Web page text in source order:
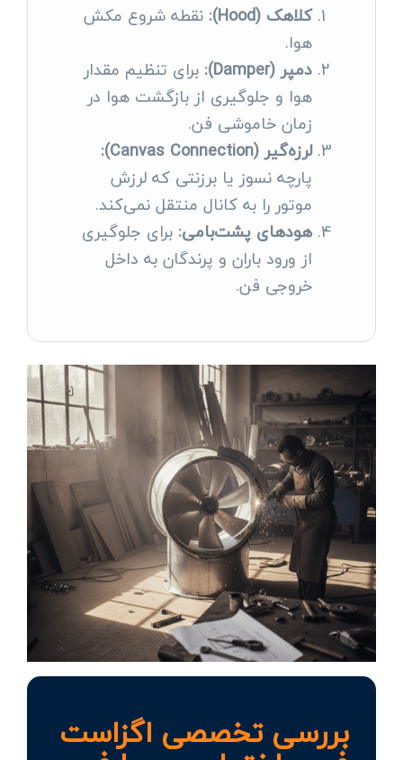
کلاهک (Hood):
نقطه شروع مکش
هوا.
دمپر (Damper):
برای تنظیم مقدار
هوا و جلوگیری از بازگشت هوا در
زمان خاموشی فن.
لرزه‌گیر (Canvas Connection):
پارچه نسوز یا برزنتی که لرزش
موتور را به کانال منتقل نمی‌کند.
هودهای پشت‌بامی: برای جلوگیری
از ورود باران و پرندگان به داخل
خروجی فن.
بررسی تخصصی اگزاست